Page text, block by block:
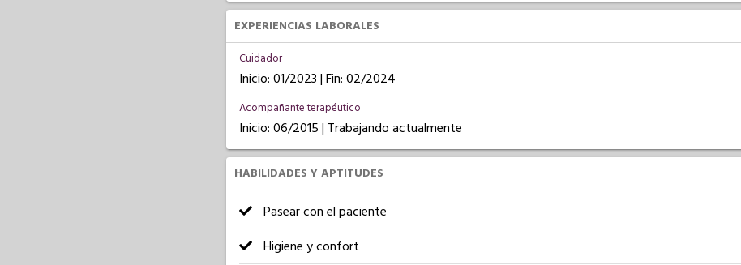
EXPERIENCIAS LABORALES
Cuidador
Inicio: 01/2023 | Fin: 02/2024
Acompañante terapéutico
Inicio: 06/2015 | Trabajando actualmente
HABILIDADES Y APTITUDES
Pasear con el paciente
Higiene y confort